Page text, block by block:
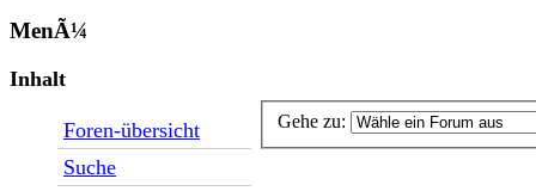
MenÃ¼
Inhalt
Foren-übersicht
Suche
Gehe zu: